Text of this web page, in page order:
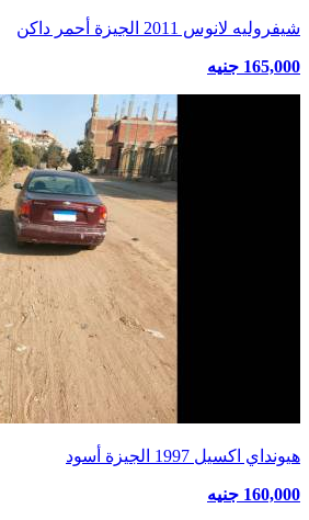
شيفروليه لانوس 2011 الجيزة أحمر داكن
165,000 جنيه
هيونداي اكسيل 1997 الجيزة أسود
160,000 جنيه